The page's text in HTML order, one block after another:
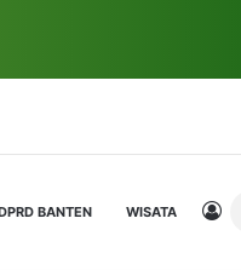
BANTEN WISATA